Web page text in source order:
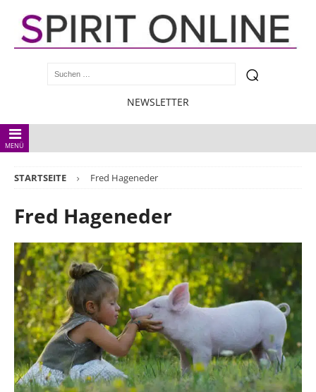
NEWSLETTER
MENÜ
STARTSEITE Fred Hageneder
Fred Hageneder